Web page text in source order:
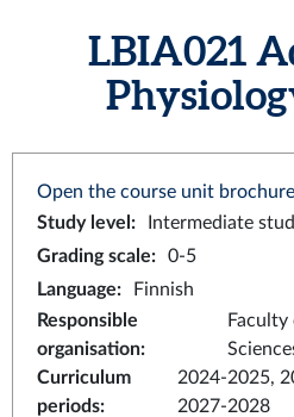
LBIA021
Open the course unit
Study level :
Intermediate
Grading scale:
0-5
Language:
Finnish
Responsible
organisation:
Curriculum
periods:
2024-2025,
2027-2028